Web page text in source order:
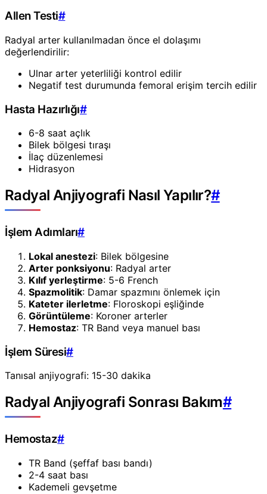
Allen Testi#
Radyal arter kullanılmadan önce el dolaşımı
değerlendirilir:
Ulnar arter yeterliliği kontrol edilir
Negatif test durumunda femoral erişim tercih edilir
Hasta Hazırlığı#
6-8 saat açlık
Bilek bölgesi tıraşı
İlaç düzenlemesi
Hidrasyon
Radyal Anjiyografi Nasıl Yapılır?#
İşlem Adımları#
Lokal anestezi: Bilek bölgesine
Arter ponksiyonu: Radyal arter
Kılıf yerleştirme: 5-6 French
Spazmolitik: Damar spazmını önlemek için
Kateter ilerletme: Floroskopi eşliğinde
Görüntüleme: Koroner arterler
Hemostaz: TR Band veya manuel bası
İşlem Süresi#
Tanısal anjiyografi: 15-30 dakika
Radyal Anjiyografi Sonrası Bakım#
Hemostaz#
TR Band (şeffaf bası bandı)
2-4 saat bası
Kademeli gevşetme